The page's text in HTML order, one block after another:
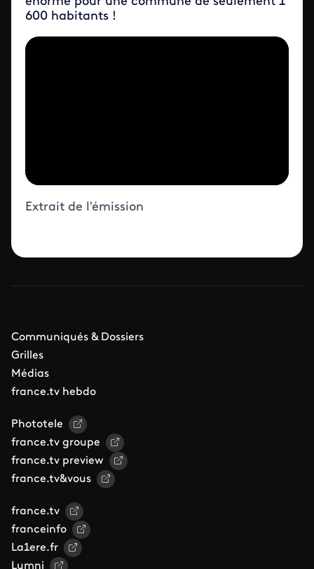
600 habitants !
Extrait de l'émission
Communiqués & Dossiers
Grilles
Médias
france.tv hebdo
Phototele
france.tv groupe
france.tv preview
france.tv&vous
france.tv
franceinfo
La1ere.fr
Lumni